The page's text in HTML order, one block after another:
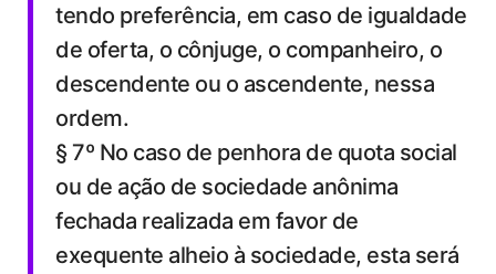
tendo preferência, em caso de igualdade
de oferta, o cônjuge, o companheiro, o
descendente ou o ascendente, nessa
ordem.
§ 7º No caso de penhora de quota social
ou de ação de sociedade anônima
fechada realizada em favor de
exequente alheio à sociedade, esta será